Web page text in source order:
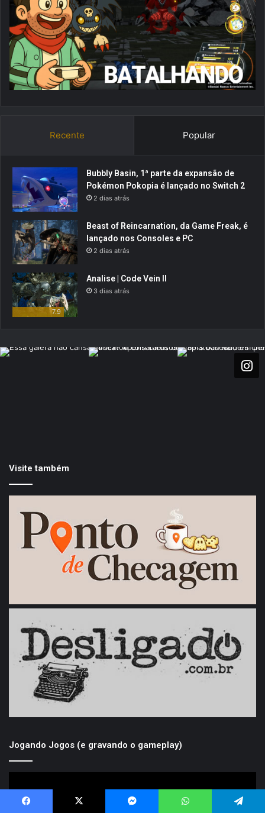
Recente Popular
Bubbly Basin, 1ª parte da expansão de
Pokémon Pokopia é lançado no Switch 2
2 dias atrás
Beast of Reincarnation, da Game Freak, é
lançado nos Consoles e PC
2 dias atrás
7.9
Analise | Code Vein II
3 dias atrás
Visite também
Jogando Jogos (e gravando o gameplay)